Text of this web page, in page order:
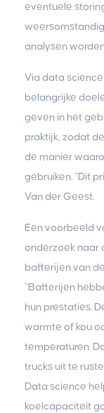
eventuele
analysen
Via data
belangrijke
geven in het
praktijk, zodat
de manier
gebruiken. “Dit
Van der Geest.
Een voorbeeld
onderzoek naar
batterijen van
“Batterijen
hun prestaties.
warmte of kou
temperaturen.
trucks uit te
Data science
koelcapaciteit